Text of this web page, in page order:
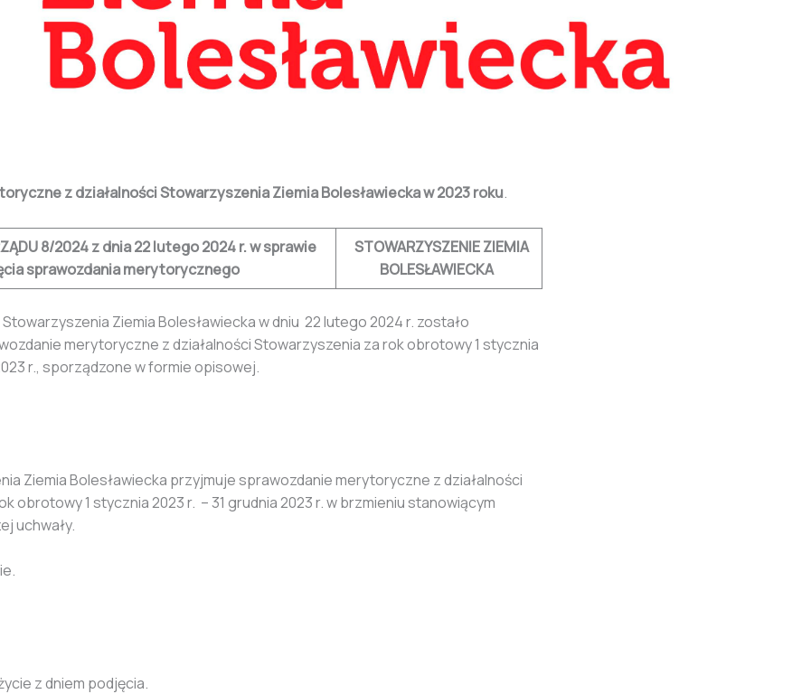
z działalności Stowarzyszenia Ziemia Bolesławiecka w 2023 roku.
8/2024 z dnia 22 lutego 2024 r. w sprawie
sprawozdania merytorycznego
STOWARZYSZENIE ZIEMIA
BOLESŁAWIECKA
Ziemia Bolesławiecka w dniu 22 lutego 2024 r. zostało
merytoryczne z działalności Stowarzyszenia za rok obrotowy 1 stycznia
r., sporządzone w formie opisowej.
Ziemia Bolesławiecka przyjmuje sprawozdanie merytoryczne z działalności
obrotowy 1 stycznia 2023 r. – 31 grudnia 2023 r. w brzmieniu stanowiącym
uchwały.
z dniem podjęcia.